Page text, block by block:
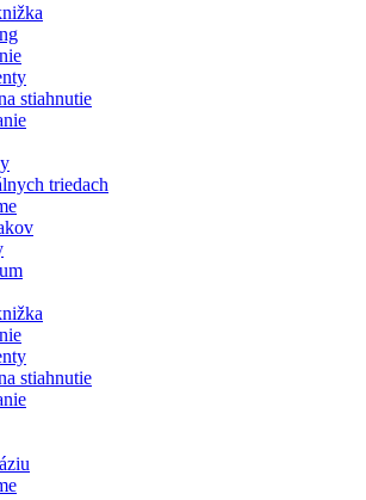
stiahnutie
triedach
stiahnutie